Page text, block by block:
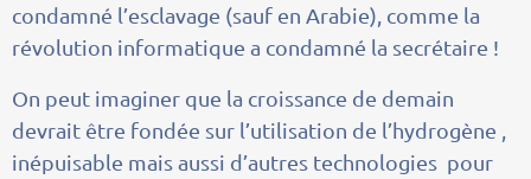
condamné l’esclavage (sauf en Arabie), comme la
révolution informatique a condamné la secrétaire !
On peut imaginer que la croissance de demain
devrait être fondée sur l’utilisation de l’hydrogène ,
inépuisable mais aussi d’autres technologies pour